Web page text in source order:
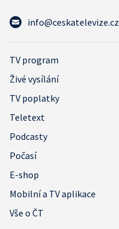
info@ceskatelevize.cz
TV program
Živé vysílání
TV poplatky
Teletext
Podcasty
Počasí
E-shop
Mobilní a TV aplikace
Vše o ČT